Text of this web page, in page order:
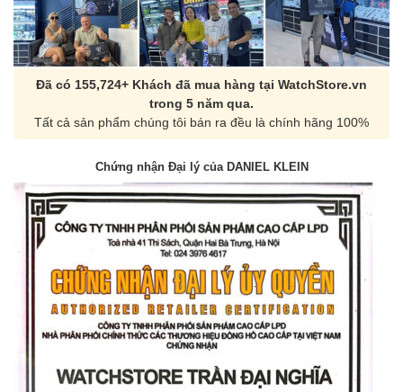
Đã có 155,724+ Khách đã mua hàng tại WatchStore.vn
trong 5 năm qua.
Tất cả sản phẩm chúng tôi bán ra đều là chính hãng 100%
Chứng nhận Đại lý của DANIEL KLEIN